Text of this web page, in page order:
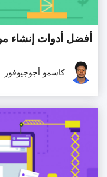
أفضل أدوات إنشاء
كاسمو أجوجيوفور